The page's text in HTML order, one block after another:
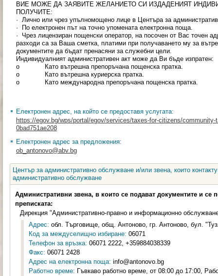
ВИЕ МОЖЕ ДА ЗАЯВИТЕ ЖЕЛАНИЕТО СИ ИЗДАДЕНИЯТ
ПОЛУЧИТЕ:
· Лично или чрез упълномощено лице в Центъра за
· По електронен път на точно упомената електронна поща.
· Чрез лицензиран пощенски оператор, на посочен от Вас точен
разходи са за Ваша сметка, платими при получаването му за
документите да бъдат пренасяни за служебни цели.
Индивидуалният административен акт може да Ви бъде изпратен:
o Като вътрешна препоръчана пощенска пратка.
o Като вътрешна куриерска пратка.
o Като международна препоръчана пощенска пратка.
Електронен адрес, на който се предоставя услугата:
https://egov.bg/wps/portal/egov/services/taxes-for-citizens/community-
0bad751ae208
Електронен адрес за предложения:
ob_antonovo@abv.bg
Център за административно обслужване и/или звена, които
административно обслужване
Административни звена, в които се подават документите и се
преписката:
Дирекция "Административно-правно и информационно
Адрес: обл. Търговище, общ. Антоново, гр. Антоново, бул.
Код за междуселищно избиране: 06071
Телефон за връзка: 06071 2222, +359884038339
Факс: 06071 2428
Адрес на електронна поща: info@antonovo.bg
Работно време: Гъвкаво работно време, от 08:00 до 17:00,